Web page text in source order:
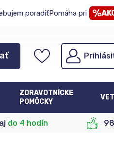
poradiťPomáha pri
ZDRAVOTNÍCKE
POMÔCKY
do 4 hodín